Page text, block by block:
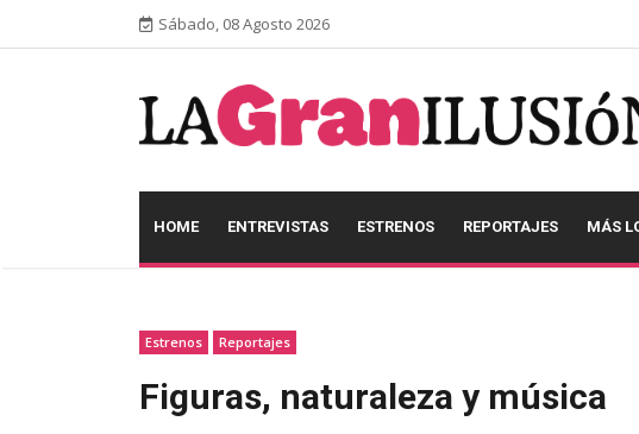
Sábado, 08 Agosto 2026
HOME ENTREVISTAS ESTRENOS REPORTAJES MÁS
Estrenos Reportajes
Figuras, naturaleza y música